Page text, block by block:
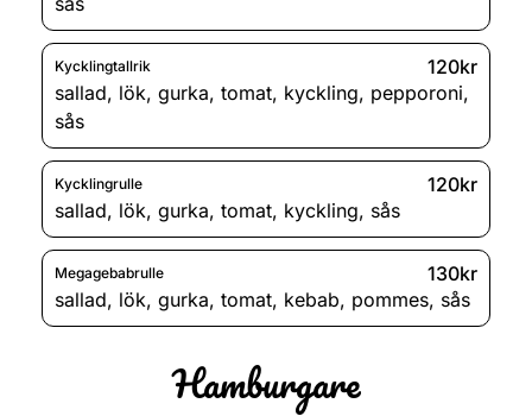
Kycklingtallrik
120kr
sallad, lök, gurka, tomat, kyckling, pepporoni,
sås
Kycklingrulle
120kr
sallad, lök, gurka, tomat, kyckling, sås
Megagebabrulle
130kr
sallad, lök, gurka, tomat, kebab, pommes, sås
Hamburgare